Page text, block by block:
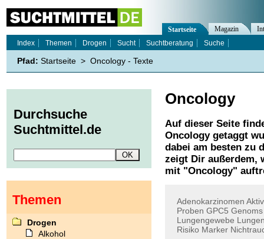
Oncology
Auf dieser Seite
Oncologygetaggt
dabei am besten zu
zeigt Dir außerdem,
mit "Oncology"
Adenokarzinomen
Proben GPC5 Genoms
Lungengewebe
Risiko Marker
Startseite Magazin
Index
Themen Drogen Sucht Suchtberatung Suche
Pfad: Startseite > Oncology - Texte
Durchsuche
Suchtmittel.de
Themen
Drogen
Alkohol